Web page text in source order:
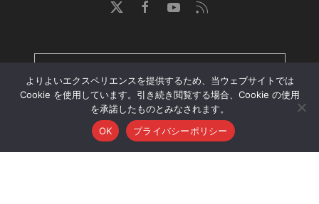
当サイトに掲載された記事・画像・動画の無断転用、再配
布、アップロードを禁じます。
© 2026 Housing Tribune Online. All Rights Reserved.
よりよいエクスペリエンスを提供するため、当ウェブサイトでは
Cookie を使用しています。引き続き閲覧する場合、Cookie の使用
を承諾したものとみなされます。
OK
プライバシーポリシー